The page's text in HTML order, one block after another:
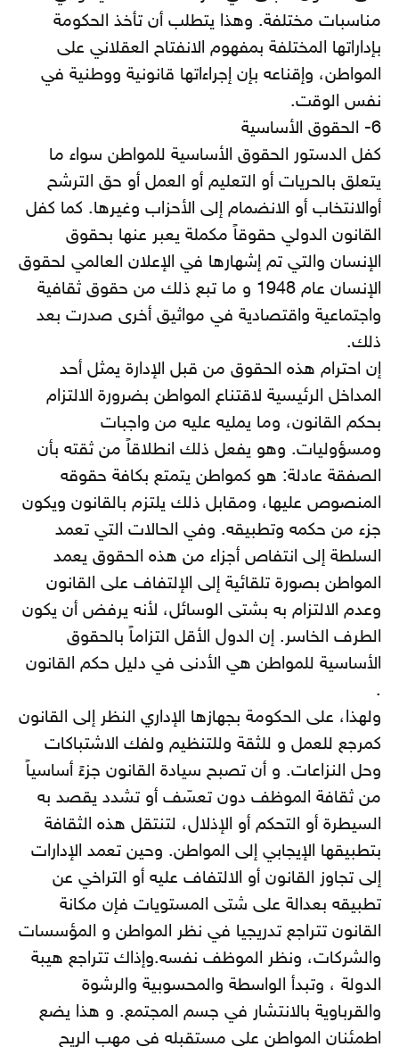
مناسبات مختلفة. وهذا يتطلب أن تأخذ الحكومة
بإداراتها المختلفة بمفهوم الانفتاح العقلاني على
المواطن، وإقناعه بإن إجراءاتها قانونية ووطنية في
نفس الوقت.
6- الحقوق الأساسية
كفل الدستور الحقوق الأساسية للمواطن سواء ما
يتعلق بالحريات أو التعليم أو العمل أو حق الترشح
أوالانتخاب أو الانضمام إلى الأحزاب وغيرها. كما كفل
القانون الدولي حقوقاً مكملة يعبر عنها بحقوق
الإنسان والتي تم إشهارها في الإعلان العالمي لحقوق
الإنسان عام 1948 و ما تبع ذلك من حقوق ثقافية
واجتماعية واقتصادية في مواثيق أخرى صدرت بعد
ذلك.
إن احترام هذه الحقوق من قبل الإدارة يمثل أحد
المداخل الرئيسية لاقتناع المواطن بضرورة الالتزام
بحكم القانون، وما يمليه عليه من واجبات
ومسؤوليات. وهو يفعل ذلك انطلاقاً من ثقته بأن
الصفقة عادلة: هو كمواطن يتمتع بكافة حقوقه
المنصوص عليها، ومقابل ذلك يلتزم بالقانون ويكون
جزء من حكمه وتطبيقه. وفي الحالات التي تعمد
السلطة إلى انتفاص أجزاء من هذه الحقوق يعمد
المواطن بصورة تلقائية إلى الإلتفاف على القانون
وعدم الالتزام به بشتى الوسائل، لأنه يرفض أن يكون
الطرف الخاسر. إن الدول الأقل التزاماً بالحقوق
الأساسية للمواطن هي الأدنى في دليل حكم القانون
.
ولهذا، على الحكومة بجهازها الإداري النظر إلى القانون
كمرجع للعمل و للثقة وللتنظيم ولفك الاشتباكات
وحل النزاعات. و أن تصبح سيادة القانون جزءً أساسياً
من ثقافة الموظف دون تعسّف أو تشدد يقصد به
السيطرة أو التحكم أو الإذلال، لتنتقل هذه الثقافة
بتطبيقها الإيجابي إلى المواطن. وحين تعمد الإدارات
إلى تجاوز القانون أو الالتفاف عليه أو التراخي عن
تطبيقه بعدالة على شتى المستويات فإن مكانة
القانون تتراجع تدريجيا في نظر المواطن و المؤسسات
والشركات، ونظر الموظف نفسه.وإذاك تتراجع هيبة
الدولة ، وتبدأ الواسطة والمحسوبية والرشوة
والقرباوية بالانتشار في جسم المجتمع. و هذا يضع
اطمئنان المواطن على مستقبله في مهب الريح